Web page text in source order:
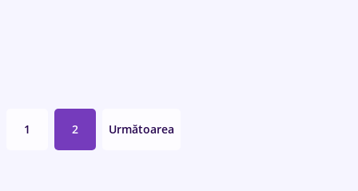
1 2 Următoarea